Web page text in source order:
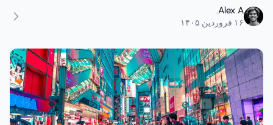
Alex A.
۱۶ فروردین ۱۴۰۵